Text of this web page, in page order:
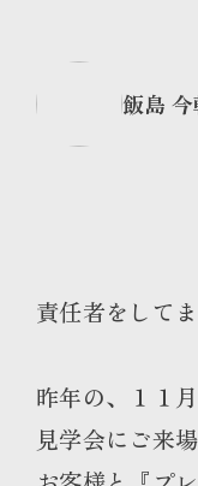
飯島
責任者をして
昨年の、１１
見学会にご来